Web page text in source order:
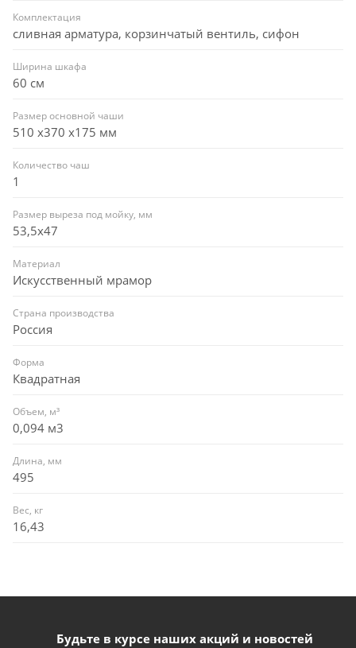
Комплектация
сливная арматура, корзинчатый вентиль, сифон
Ширина шкафа
60 см
Размер основной чаши
510 х370 х175 мм
Количество чаш
1
Размер выреза под мойку, мм
53,5x47
Материал
Искусственный мрамор
Страна производства
Россия
Форма
Квадратная
Объем, м³
0,094 м3
Длина, мм
495
Вес, кг
16,43
Будьте в курсе наших акций и новостей